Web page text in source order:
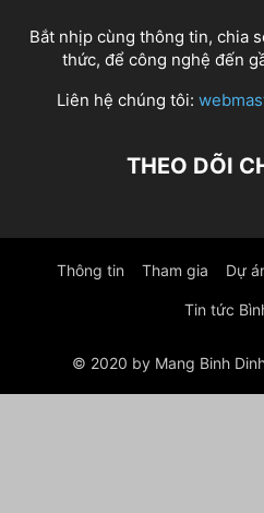
Bắt nhịp cùng thông tin, chia
thức, để công nghệ đến
Liên hệ chúng tôi:
THEO DÕI
Thông tin Tham gia Dự
Tin tức
© 2020 by Mang Binh